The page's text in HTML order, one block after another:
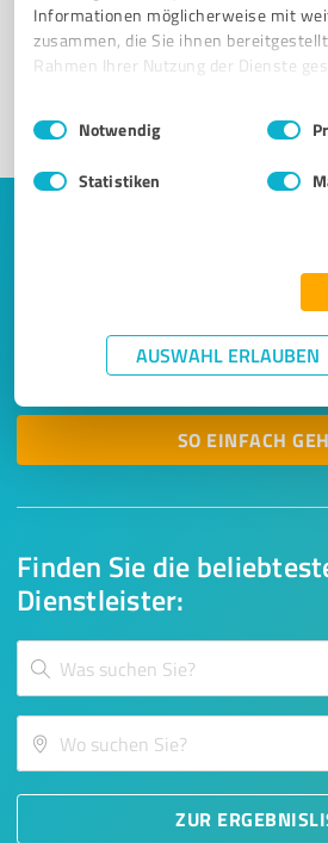
Informationen möglicherweise mit
zusammen, die Sie ihnen
Rahmen Ihrer Nutzung der Dienste
Impressum
Einwilligungsauswahl
Notwendig
Statistiken
AUSWAHL ERLAUBEN
Kunden empfohlener
Finden Sie die
Dienstleister:
ZUR
Keine Zeit für lange
Mails? Jetzt Angebote
Nähe kontaktieren! Wir leiten Ihr
kurzen Formular an bis zu 20
SO EINFACH